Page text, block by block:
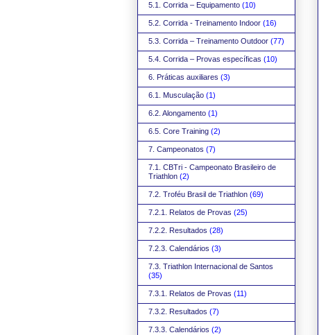
5.1. Corrida – Equipamento (10)
5.2. Corrida - Treinamento Indoor (16)
5.3. Corrida – Treinamento Outdoor (77)
5.4. Corrida – Provas específicas (10)
6. Práticas auxiliares (3)
6.1. Musculação (1)
6.2. Alongamento (1)
6.5. Core Training (2)
7. Campeonatos (7)
7.1. CBTri - Campeonato Brasileiro de
Triathlon (2)
7.2. Troféu Brasil de Triathlon (69)
7.2.1. Relatos de Provas (25)
7.2.2. Resultados (28)
7.2.3. Calendários (3)
7.3. Triathlon Internacional de Santos
(35)
7.3.1. Relatos de Provas (11)
7.3.2. Resultados (7)
7.3.3. Calendários (2)